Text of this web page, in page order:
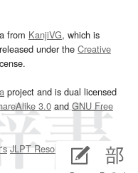
from KanjiVG, which is
under the Creative
project and is dual licensed
3.0and GNU Free
JLPT Resourcespage.